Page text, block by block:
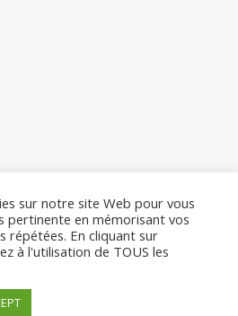
sur notre site Web pour vous
pertinente en mémorisant vos
répétées. En cliquant sur
à l'utilisation de TOUS les